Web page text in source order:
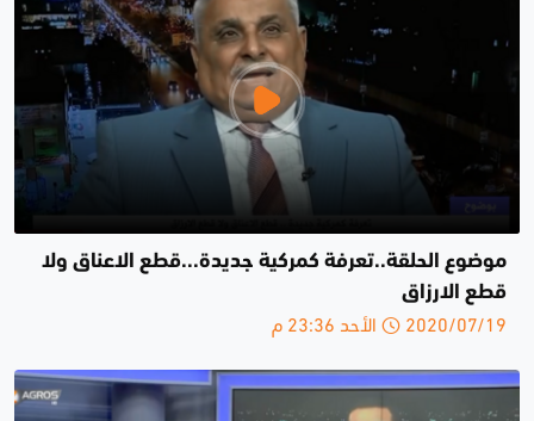
موضوع الحلقة..تعرفة كمركية جديدة...قطع الاعناق ولا
قطع الارزاق
2020/07/19 الأحد 23:36 م